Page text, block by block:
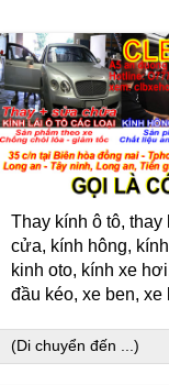
Thay kính ô tô,
cửa, kính hông,
kinh oto, kính xe
đầu kéo, xe ben, xe